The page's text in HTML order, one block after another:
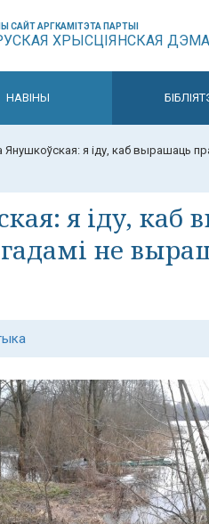
САЙТ АРГКАМІТЭТА ПАРТЫІ
ХРЫСЦІЯНСКАЯ
НАВІНЫ
Янушкоўская: я іду, каб вырашаць
я іду, каб
не